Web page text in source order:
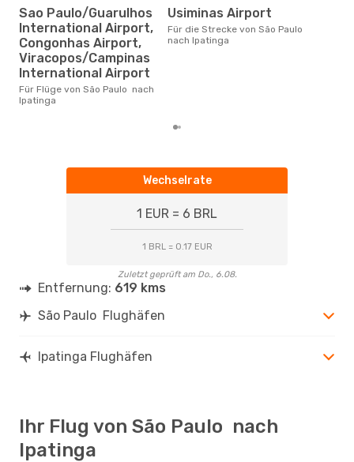
Sao Paulo/Guarulhos
International Airport,
Congonhas Airport,
Viracopos/Campinas
International Airport
Für Flüge von São Paulo nach
Ipatinga
Usiminas Airport
Für die Strecke von São Paulo
nach Ipatinga
Wechselrate
1 EUR = 6 BRL
1 BRL = 0.17 EUR
Zuletzt geprüft am Do., 6.08.
Entfernung: 619 kms
São Paulo Flughäfen
Ipatinga Flughäfen
Ihr Flug von São Paulo nach
Ipatinga